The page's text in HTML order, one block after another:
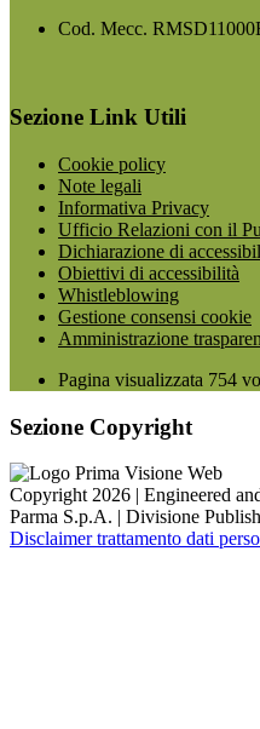
Cod. Mecc.
Sezione Link Utili
Cookie policy
Note legali
Informativa Privacy
Ufficio Relazioni con il
Dichiarazione di
Obiettivi di accessibilità
Whistleblowing
Gestione consensi cookie
Amministrazione
Pagina visualizzata 754
Sezione Copyright
Copyright 2026 | Engineered
Parma S.p.A. | Divisione
Disclaimer trattamento dati